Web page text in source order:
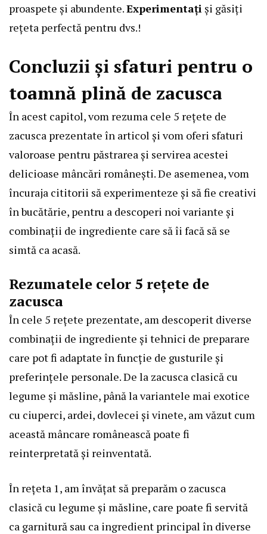
proaspete și abundente.Experimentați și găsiți
rețeta perfectă pentru dvs.!
Concluzii și sfaturi pentru o
toamnă plină de zacusca
În acest capitol, vom rezuma cele 5 rețete de
zacusca prezentate în articol și vom oferi sfaturi
valoroase pentru păstrarea și servirea acestei
delicioase mâncări românești. De asemenea, vom
încuraja cititorii să experimenteze și să fie creativi
în bucătărie, pentru a descoperi noi variante și
combinații de ingrediente care să îi facă să se
simtă ca acasă.
Rezumatele celor 5 rețete de
zacusca
În cele 5 rețete prezentate, am descoperit diverse
combinații de ingrediente și tehnici de preparare
care pot fi adaptate în funcție de gusturile și
preferințele personale. De la zacusca clasică cu
legume și măsline, până la variantele mai exotice
cu ciuperci, ardei, dovlecei și vinete, am văzut cum
această mâncare românească poate fi
reinterpretată și reinventată.
În rețeta 1, am învățat să preparăm o zacusca
clasică cu legume și măsline, care poate fi servită
ca garnitură sau ca ingredient principal în diverse